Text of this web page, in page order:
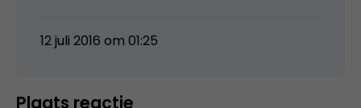
12 juli 2016 om 01:25
Plaats reactie